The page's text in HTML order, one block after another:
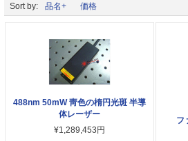
Sort by: 品名+ 価格
488nm 50mW 靑色の楕円光斑 半導
体レーザー
¥1,289,453円
フ